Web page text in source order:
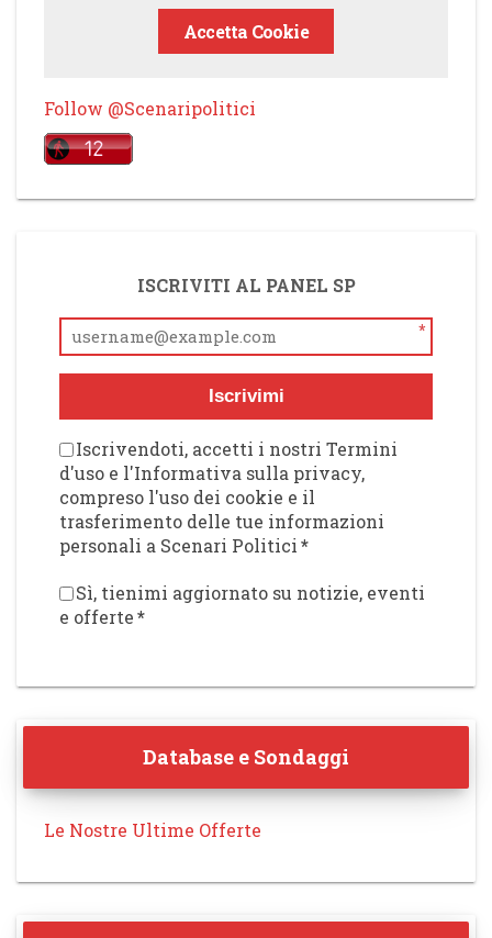
Accetta Cookie
Follow @Scenaripolitici
ISCRIVITI AL PANEL SP
*
Iscrivimi
Iscrivendoti, accetti i nostri Termini
d'uso e l'Informativa sulla privacy,
compreso l'uso dei cookie e il
trasferimento delle tue informazioni
personali a Scenari Politici*
Sì, tienimi aggiornato su notizie, eventi
e offerte*
Database e Sondaggi
Le Nostre Ultime Offerte